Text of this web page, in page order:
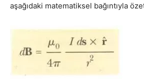
aşağıdaki matematiksel bağıntıyla